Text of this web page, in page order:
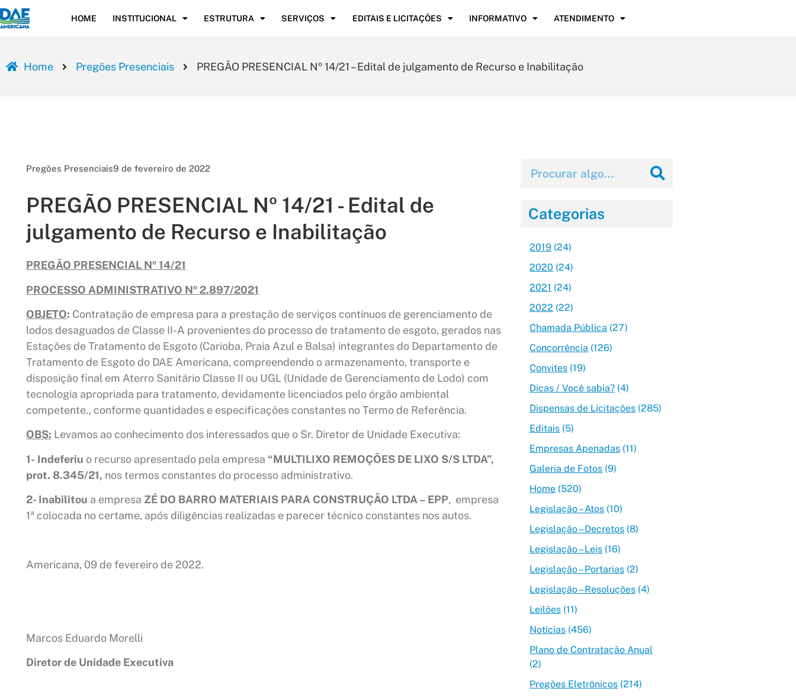
HOME INSTITUCIONAL ESTRUTURA SERVIÇOS EDITAIS E LICITAÇÕES INFORMATIVO ATENDIMENTO
Home Pregões Presenciais PREGÃO PRESENCIAL Nº 14/21 – Edital de julgamento de Recurso e Inabilitação
Pregões Presenciais9 de fevereiro de 2022
PREGÃO PRESENCIAL Nº 14/21 - Edital de
julgamento de Recurso e Inabilitação
PREGÃO PRESENCIAL Nº 14/21
PROCESSO ADMINISTRATIVO Nº 2.897/2021
OBJETO: Contratação de empresa para a prestação de serviços contínuos de gerenciamento de
lodos desaguados de Classe II-A provenientes do processo de tratamento de esgoto, gerados nas
Estações de Tratamento de Esgoto (Carioba, Praia Azul e Balsa) integrantes do Departamento de
Tratamento de Esgoto do DAE Americana, compreendendo o armazenamento, transporte e
disposição final em Aterro Sanitário Classe II ou UGL (Unidade de Gerenciamento de Lodo) com
tecnologia apropriada para tratamento, devidamente licenciados pelo órgão ambiental
competente., conforme quantidades e especificações constantes no Termo de Referência.
OBS: Levamos ao conhecimento dos interessados que o Sr. Diretor de Unidade Executiva:
1- Indeferiu o recurso apresentado pela empresa“MULTILIXO REMOÇÕES DE LIXO S/S LTDA”,
prot. 8.345/21, nos termos constantes do processo administrativo.
2- Inabilitou a empresa ZÉ DO BARRO MATERIAIS PARA CONSTRUÇÃO LTDA – EPP, empresa
1ª colocada no certame, após diligências realizadas e parecer técnico constantes nos autos.
Americana, 09 de fevereiro de 2022.
Marcos Eduardo Morelli
Diretor de Unidade Executiva
Categorias
2019 (24)
2020 (24)
2021 (24)
2022 (22)
Chamada Pública (27)
Concorrência (126)
Convites (19)
Dicas / Você sabia? (4)
Dispensas de Licitações (285)
Editais (5)
Empresas Apenadas (11)
Galeria de Fotos (9)
Home (520)
Legislação – Atos (10)
Legislação – Decretos (8)
Legislação – Leis (16)
Legislação – Portarias (2)
Legislação – Resoluções (4)
Leilões (11)
Notícias (456)
Plano de Contratação Anual
(2)
Pregões Eletrônicos (214)